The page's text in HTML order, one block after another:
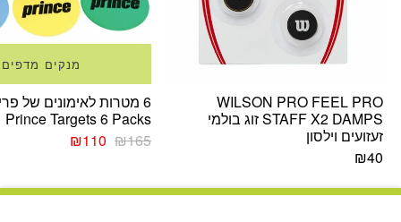
WILSON PRO FEEL PRO
STAFF X2 DAMPS זוג בולמי
זעזועים וילסון
₪40
מנקים מדפים
6 מטרות לאימונים של
Prince Targets 6 Packs
₪165
המחיר
₪165.
₪110
המחיר
₪110.